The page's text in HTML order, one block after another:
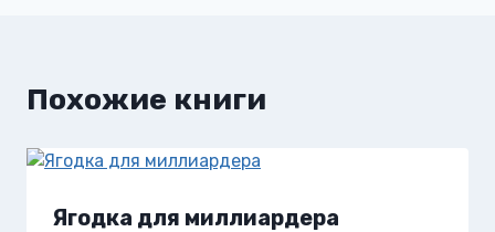
Похожие книги
Ягодка для миллиардера